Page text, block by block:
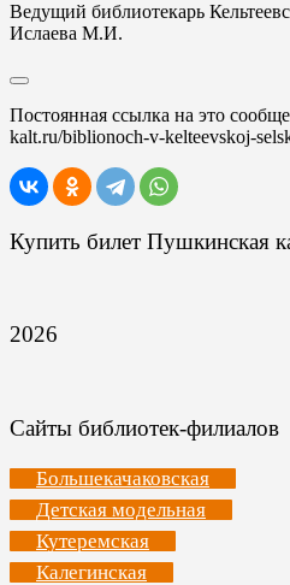
Ведущий библиотекарь
Ислаева М.И.
Постоянная ссылка на это
kalt.ru/biblionoch-v-kelteevskoj-
Купить билет Пушкинская
2026
Сайты библиотек-филиалов
Большекачаковская
Детская модельная
Кутеремская
Калегинская